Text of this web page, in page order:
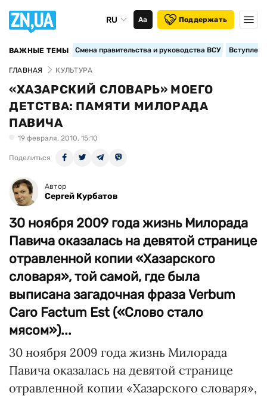
RU Аа Поддержать
ВАЖНЫЕ ТЕМЫ Смена правительства и руководства ВСУ
ГЛАВНАЯ КУЛЬТУРА
«ХАЗАРСКИЙ СЛОВАРЬ» МОЕГО
ДЕТСТВА: ПАМЯТИ МИЛОРАДА
ПАВИЧА
19 февраля, 2010, 15:10
Поделиться
Автор
Сергей Курбатов
30 ноября 2009 года жизнь Милорада
Павича оказалась на девятой странице
отравленной копии «Хазарского
словаря», той самой, где была
выписана загадочная фраза Verbum
Caro Factum Est («Слово стало
мясом»)...
30 ноября 2009 года жизнь Милорада
Павича оказалась на девятой странице
отравленной копии «Хазарского словаря»,